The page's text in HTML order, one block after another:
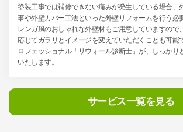
塗装工事では補修できない痛みが発生している場合、
事や外壁カバー工法といった外壁リフォームを行う必
レンガ風のおしゃれな外壁材もご用意していますので
応じてガラリとイメージを変えていただくことも可能
ロフェッショナル「リウォール診断士」が、しっかり
いたします。
サービス一覧を見る